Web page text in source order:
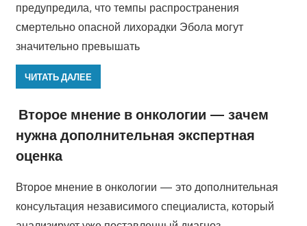
предупредила, что темпы распространения
смертельно опасной лихорадки Эбола могут
значительно превышать
ЧИТАТЬ ДАЛЕЕ
Второе мнение в онкологии — зачем
нужна дополнительная экспертная
оценка
Второе мнение в онкологии — это дополнительная
консультация независимого специалиста, который